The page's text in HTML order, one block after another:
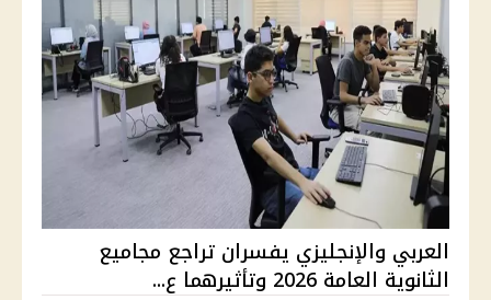
العربي والإنجليزي يفسران تراجع مجاميع
الثانوية العامة 2026 وتأثيرهما ع...